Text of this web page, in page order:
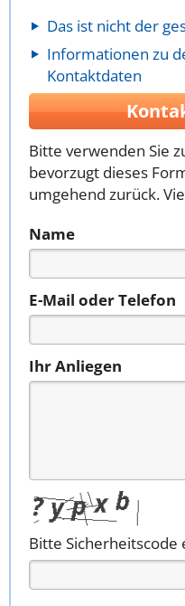
Das ist nicht der
Informationen zu
Kontaktdaten
Bitte verwenden Sie
bevorzugt dieses
umgehend zurück.
Name
E-Mail oder Telefon
Ihr Anliegen
Bitte Sicherheitscode